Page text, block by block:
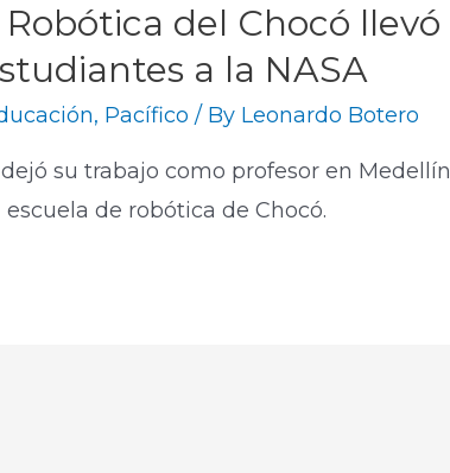
del Chocó llevó
a la NASA
, Pacífico / By Leonardo Botero
su trabajo como profesor en Medellín
de robótica de Chocó.